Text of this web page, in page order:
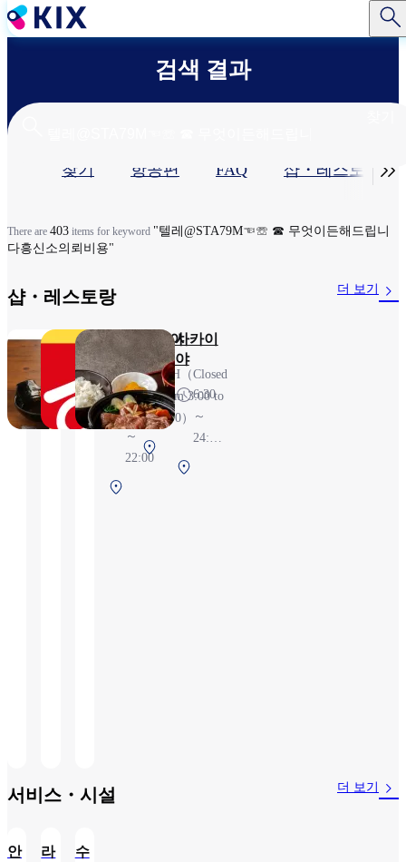
주
요
로
건
검색 결과
탭
찾기 항공편 FAQ 샵・레스토랑​ 
There are 403 items for keyword "텔레@STA79M☜☏ ☎ 무엇이든해드립니
다흥신소의뢰비용"
샵・레스토랑​ 더 보기
신슈 소
바 소지
보
7:00
～
22:00
스키야
23H（Closed
from 3:00 to
4:00）
널 2F 보
사카이
야
6:30
～
24:55
서비스・시설 더 보기
안
라
수